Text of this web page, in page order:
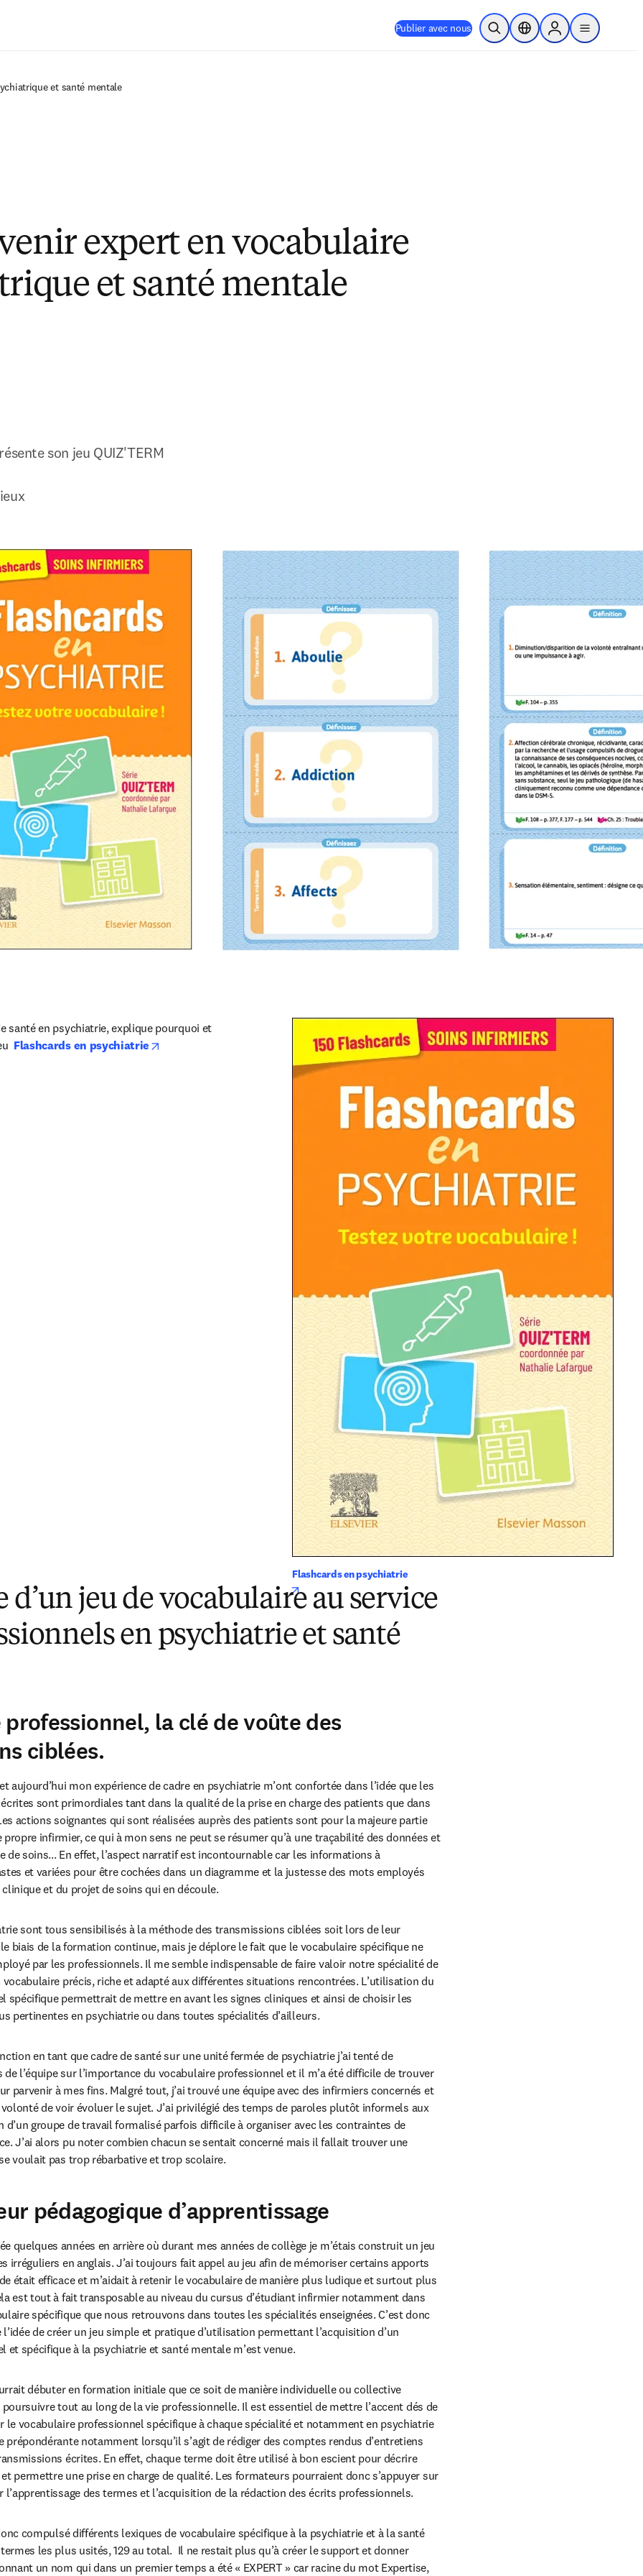
Publier avec nous Ouvrir la recherche
Sélecteur de localisation
Sign in to products
menu
et santé mentale
expert en vocabulaire
et santé mentale
son jeu QUIZ'TERM
santé en psychiatrie, explique pourquoi et
Flashcards en psychiatrie
Flashcards en psychiatrie
opens in new tab/window
d’un jeu de vocabulaire au service
en psychiatrie et santé
la clé de voûte des
ciblées.
aujourd’hui mon expérience de cadre en psychiatrie m’ont confortée dans l’idée que les
sont primordiales tant dans la qualité de la prise en charge des patients que dans
actions soignantes qui sont réalisées auprès des patients sont pour la majeure partie
infirmier, ce qui à mon sens ne peut se résumer qu’à une traçabilité des données et
de soins... En effet, l’aspect narratif est incontournable car les informations à
et variées pour être cochées dans un diagramme et la justesse des mots employés
et du projet de soins qui en découle.
sont tous sensibilisés à la méthode des transmissions ciblées soit lors de leur
biais de la formation continue, mais je déplore le fait que le vocabulaire spécifique ne
par les professionnels. Il me semble indispensable de faire valoir notre spécialité de
précis, riche et adapté aux différentes situations rencontrées. L’utilisation du
spécifique permettrait de mettre en avant les signes cliniques et ainsi de choisir les
pertinentes en psychiatrie ou dans toutes spécialités d’ailleurs.
en tant que cadre de santé sur une unité fermée de psychiatrie j’ai tenté de
l’équipe sur l’importance du vocabulaire professionnel et il m’a été difficile de trouver
parvenir à mes fins. Malgré tout, j’ai trouvé une équipe avec des infirmiers concernés et
de voir évoluer le sujet. J’ai privilégié des temps de paroles plutôt informels aux
groupe de travail formalisé parfois difficile à organiser avec les contraintes de
J’ai alors pu noter combien chacun se sentait concerné mais il fallait trouver une
voulait pas trop rébarbative et trop scolaire.
pédagogique d’apprentissage
quelques années en arrière où durant mes années de collège je m’étais construit un jeu
irréguliers en anglais. J’ai toujours fait appel au jeu afin de mémoriser certains apports
était efficace et m’aidait à retenir le vocabulaire de manière plus ludique et surtout plus
est tout à fait transposable au niveau du cursus d’étudiant infirmier notamment dans
spécifique que nous retrouvons dans toutes les spécialités enseignées. C’est donc
de créer un jeu simple et pratique d’utilisation permettant l’acquisition d’un
et spécifique à la psychiatrie et santé mentale m’est venue.
débuter en formation initiale que ce soit de manière individuelle ou collective
tout au long de la vie professionnelle. Il est essentiel de mettre l’accent dés de
le vocabulaire professionnel spécifique à chaque spécialité et notamment en psychiatrie
prépondérante notamment lorsqu’il s’agit de rédiger des comptes rendus d’entretiens
écrites. En effet, chaque terme doit être utilisé à bon escient pour décrire
permettre une prise en charge de qualité. Les formateurs pourraient donc s’appuyer sur
des termes et l’acquisition de la rédaction des écrits professionnels.
compulsé différents lexiques de vocabulaire spécifique à la psychiatrie et à la santé
les plus usités, 129 au total.  Il ne restait plus qu’à créer le support et donner
un nom qui dans un premier temps a été « EXPERT » car racine du mot Expertise,